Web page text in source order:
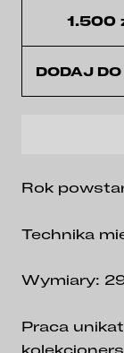
1.500
DODAJ
Rok
Technika
Wymiary:
Praca